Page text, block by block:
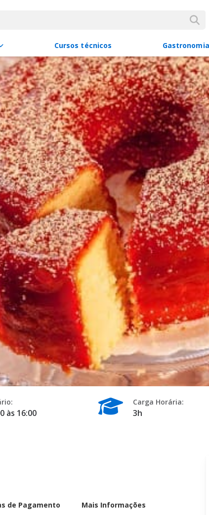
Cursos técnicos Gastronomia
às 16:00
Carga Horária:
3h
de Pagamento Mais Informações